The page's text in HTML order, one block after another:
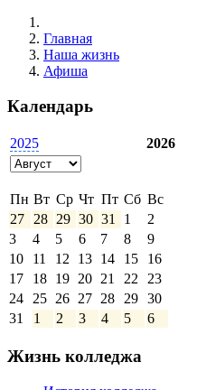
Главная
Наша жизнь
Афиша
Календарь
2025 2026
Пн Вт Ср Чт Пт Сб Вс
27 28 29 30 31 1
2
3
4 5 6 7 8
9
10
11 12 13 14 15
16
17
18 19 20 21 22 23
24 25 26 27 28 29 30
31
1 2 3 4 5 6
Жизнь колледжа